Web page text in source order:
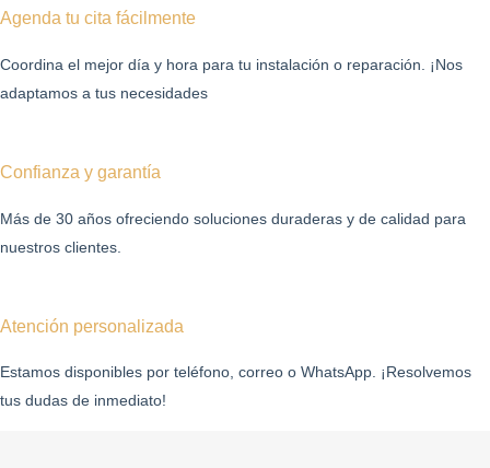
Agenda tu cita fácilmente
Coordina el mejor día y hora para tu instalación o reparación. ¡Nos
adaptamos a tus necesidades
Confianza y garantía
Más de 30 años ofreciendo soluciones duraderas y de calidad para
nuestros clientes.
Atención personalizada
Estamos disponibles por teléfono, correo o WhatsApp. ¡Resolvemos
tus dudas de inmediato!